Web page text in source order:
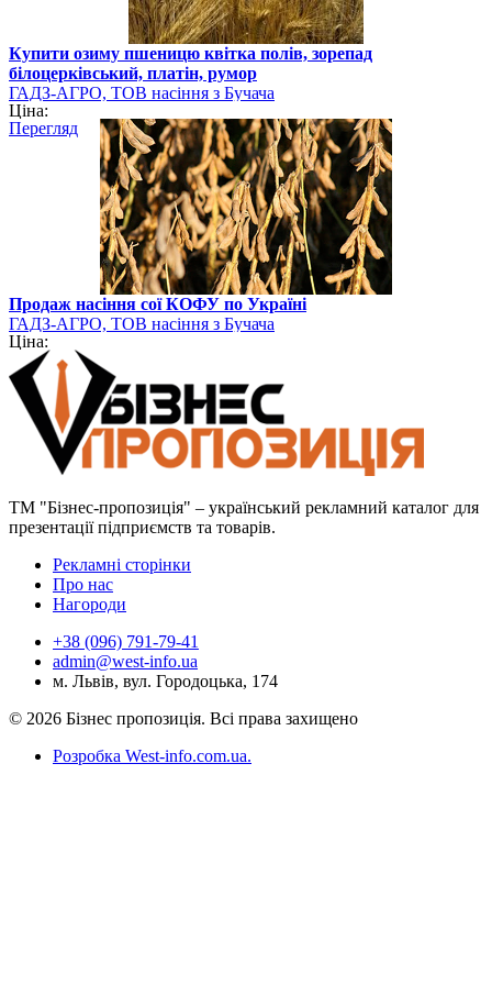
Купити озиму пшеницю квітка полів, зорепад
білоцерківський, платін, румор
ГАДЗ-АГРО, ТОВ насіння з Бучача
Ціна:
Перегляд
Продаж насіння сої КОФУ по Україні
ГАДЗ-АГРО, ТОВ насіння з Бучача
Ціна:
ТМ "Бізнес-пропозиція" – український рекламний каталог для
презентації підприємств та товарів.
Рекламні сторінки
Про нас
Нагороди
+38 (096) 791-79-41
admin@west-info.ua
м. Львів, вул. Городоцька, 174
© 2026 Бізнес пропозиція. Всі права захищено
Розробка West-info.com.ua.